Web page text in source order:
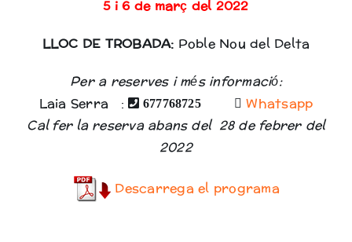
5 i 6 de març del 2022
LLOC DE TROBADA: Poble Nou del Delta
Per a reserves i més informació:
Laia Serra :
677768725
Whatsapp
Cal fer la reserva abans del 28 de febrer del
2022
Descarrega el programa